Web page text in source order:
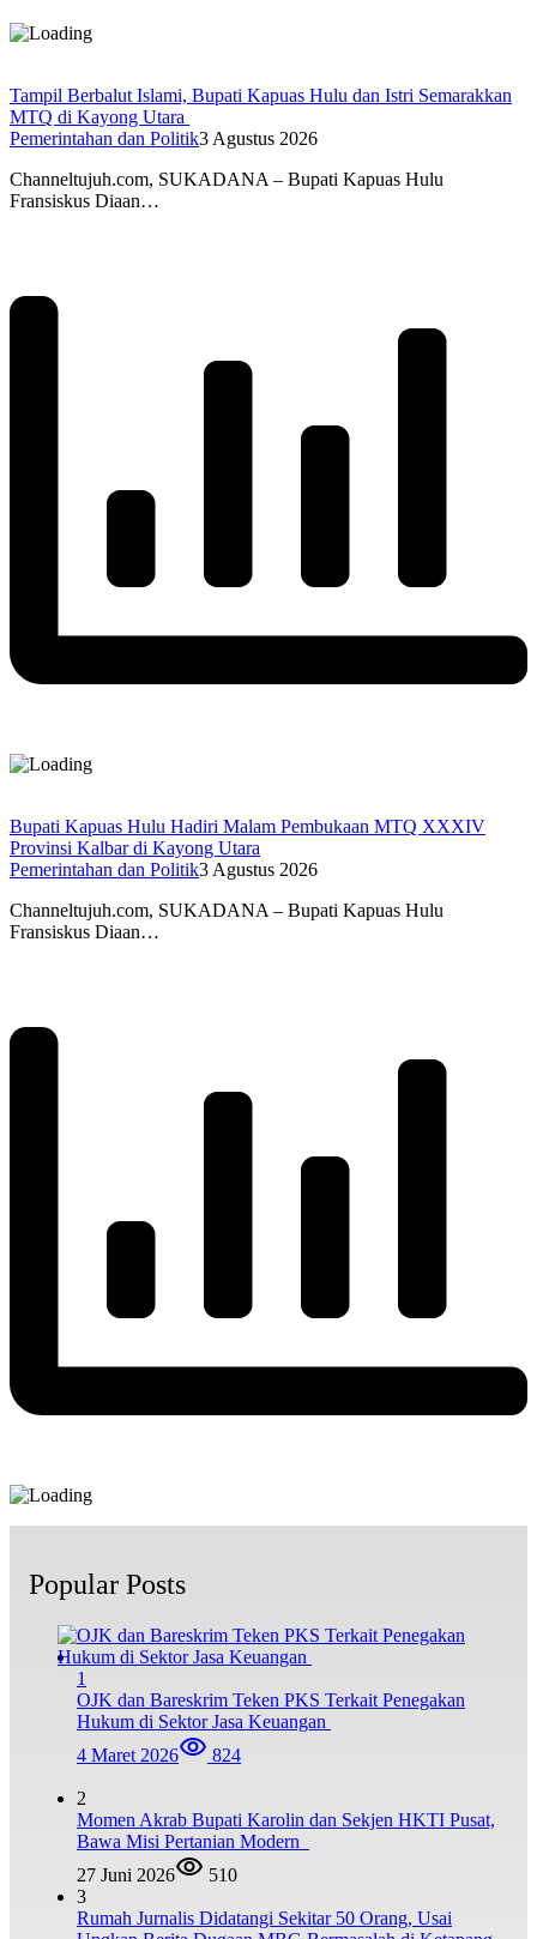
Tampil Berbalut Islami, Bupati Kapuas Hulu dan Istri Semarakkan
MTQ di Kayong Utara
Pemerintahan dan Politik3 Agustus 2026
Channeltujuh.com, SUKADANA – Bupati Kapuas Hulu
Fransiskus Diaan…
Bupati Kapuas Hulu Hadiri Malam Pembukaan MTQ XXXIV
Provinsi Kalbar di Kayong Utara
Pemerintahan dan Politik3 Agustus 2026
Channeltujuh.com, SUKADANA – Bupati Kapuas Hulu
Fransiskus Diaan…
Popular Posts
1
OJK dan Bareskrim Teken PKS Terkait Penegakan
Hukum di Sektor Jasa Keuangan
4 Maret 2026
824
2
Momen Akrab Bupati Karolin dan Sekjen HKTI Pusat,
Bawa Misi Pertanian Modern
27 Juni 2026
510
3
Rumah Jurnalis Didatangi Sekitar 50 Orang, Usai